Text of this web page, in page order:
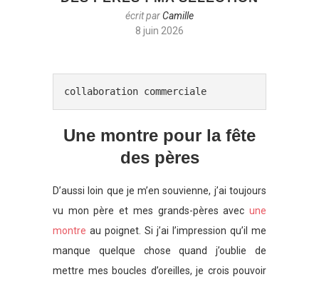
écrit parCamille
8 juin 2026
collaboration commerciale
Une montre pour la fête
des pères
D’aussi loin que je m’en souvienne, j’ai toujours
vu mon père et mes grands-pères avec une
montre au poignet. Si j’ai l’impression qu’il me
manque quelque chose quand j’oublie de
mettre mes boucles d’oreilles, je crois pouvoir